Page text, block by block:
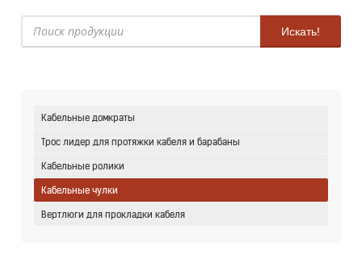
Искать!
Кабельные домкраты
Трос лидер для протяжки кабеля и барабаны
Кабельные ролики
Кабельные чулки
Вертлюги для прокладки кабеля